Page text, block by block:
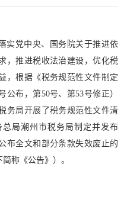
实党中央、国务院关于推进依
，推进税收法治建设，优化税
，根据《税务规范性文件制定
布，第50号、第53号修正）
务局开展了税务规范性文件清
局潮州市税务局制定并发布
布全文和部分条款失效废止的
称《公告》）。